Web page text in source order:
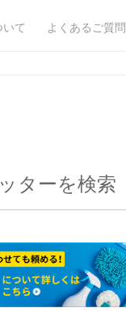
て よくあるご質問
ターを検索